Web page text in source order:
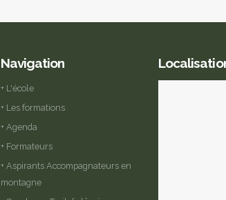
Navigation
+ L'école
+ Les formations
+ Agenda
+ Formateurs
+ Aspirants Accompagnateurs en
montagne